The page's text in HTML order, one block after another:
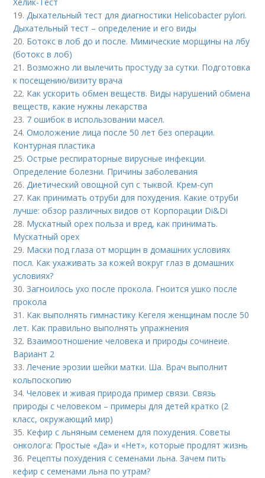
19.Дыхательный тест для диагностики Helicobacter pylori.
Дыхательный тест – определение и его виды
20. Ботокс в лоб до и после. Мимические морщины на лбу
(ботокс в лоб)
21. Возможно ли вылечить простуду за сутки. Подготовка
к посещению/визиту врача
22. Как ускорить обмен веществ. Виды нарушений обмена
веществ, какие нужны лекарства
23. 7 ошибок в использовании масел.
24.Омоложение лица после 50 лет без операции.
Контурная пластика
25.Острые респираторные вирусные инфекции.
Определение болезни. Причины заболевания
26.Диетический овощной суп с тыквой. Крем-суп
27. Как принимать отруби для похудения. Какие отруби
лучше: обзор различных видов от Корпорации Di&Di
28. Мускатный орех польза и вред, как принимать.
Мускатный орех
29. Маски под глаза от морщин в домашних условиях
посл. Как ухаживать за кожей вокруг глаз в домашних
условиях?
30.Загноилось ухо после прокола. Гноится ушко после
прокола
31. Как выполнять гимнастику Кегеля женщинам после 50
лет. Как правильно выполнять упражнения
32. Взаимоотношение человека и природы сочинеие.
Вариант 2
33.Лечение эрозии шейки матки. Ша. Врач выполнит
кольпоскопию
34.Человек и живая природа пример связи. Связь
природы с человеком – примеры для детей кратко (2
класс, окружающий мир)
35. Кефир с льняным семенем для похудения. Советы
онколога: Простые «Да» и «Нет», которые продлят жизнь
36. Рецепты похудения с семенами льна. Зачем пить
кефир с семенами льна по утрам?